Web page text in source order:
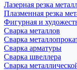
Лазерная резка
Плазменная резка
Фигурная и
Сварка металлов
Сварка
Сварка арматуры
Сварка швеллера
Сварка